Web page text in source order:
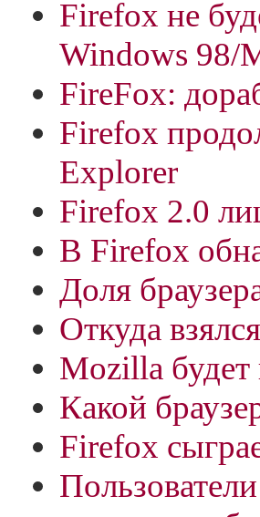
Firefox не
Windows 98/
FireFox:
Firefox
Explorer
Firefox 2.0
В Firefox
Доля
Откуда
Mozilla будет
Какой
Firefox